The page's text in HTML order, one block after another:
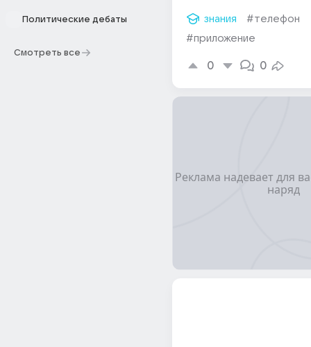
Политические дебаты
Смотреть все
знания
#телефон
#приложение
0 0